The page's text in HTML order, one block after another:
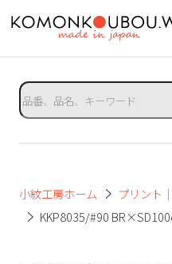
小紋工房ホーム
プリント
KKP8035/#90